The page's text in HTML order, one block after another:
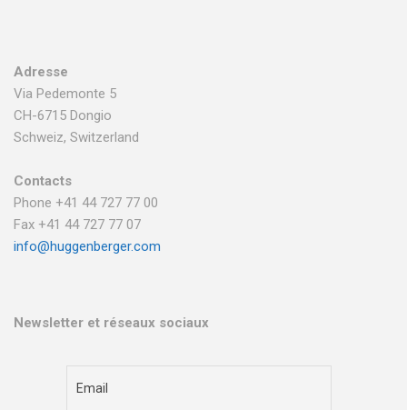
Adresse
Via Pedemonte 5
CH-6715 Dongio
Schweiz, Switzerland
Contacts
Phone +41 44 727 77 00
Fax +41 44 727 77 07
info@huggenberger.com
Newsletter et réseaux sociaux